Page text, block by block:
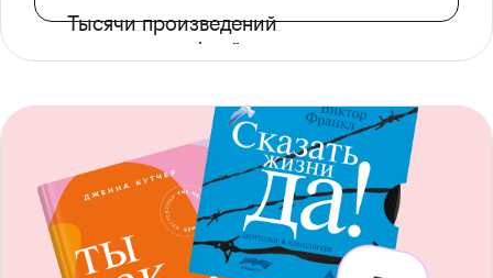
Тысячи произведений
с доступом офлайн